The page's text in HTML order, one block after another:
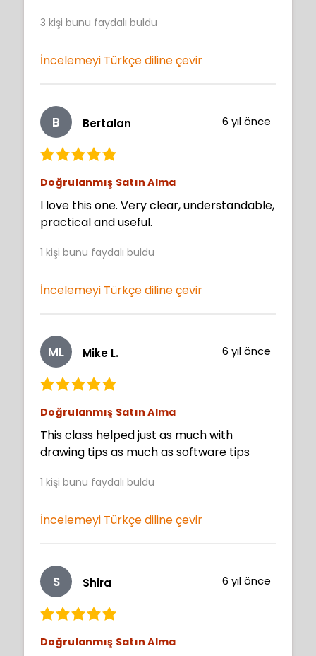
3 kişi bunu faydalı buldu
İncelemeyi Türkçe diline çevir
B Bertalan 6 yıl önce
Doğrulanmış Satın Alma
I love this one. Very clear, understandable,
practical and useful.
1 kişi bunu faydalı buldu
İncelemeyi Türkçe diline çevir
ML Mike L. 6 yıl önce
Doğrulanmış Satın Alma
This class helped just as much with
drawing tips as much as software tips
1 kişi bunu faydalı buldu
İncelemeyi Türkçe diline çevir
S Shira 6 yıl önce
Doğrulanmış Satın Alma